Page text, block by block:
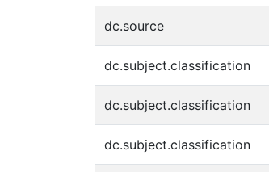
dc.source
dc.subject.classification
dc.subject.classification
dc.subject.classification